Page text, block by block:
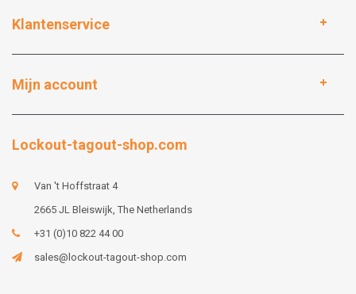
Klantenservice
Mijn account
Lockout-tagout-shop.com
Van 't Hoffstraat 4
2665 JL Bleiswijk, The Netherlands
+31 (0)10 822 44 00
sales@lockout-tagout-shop.com